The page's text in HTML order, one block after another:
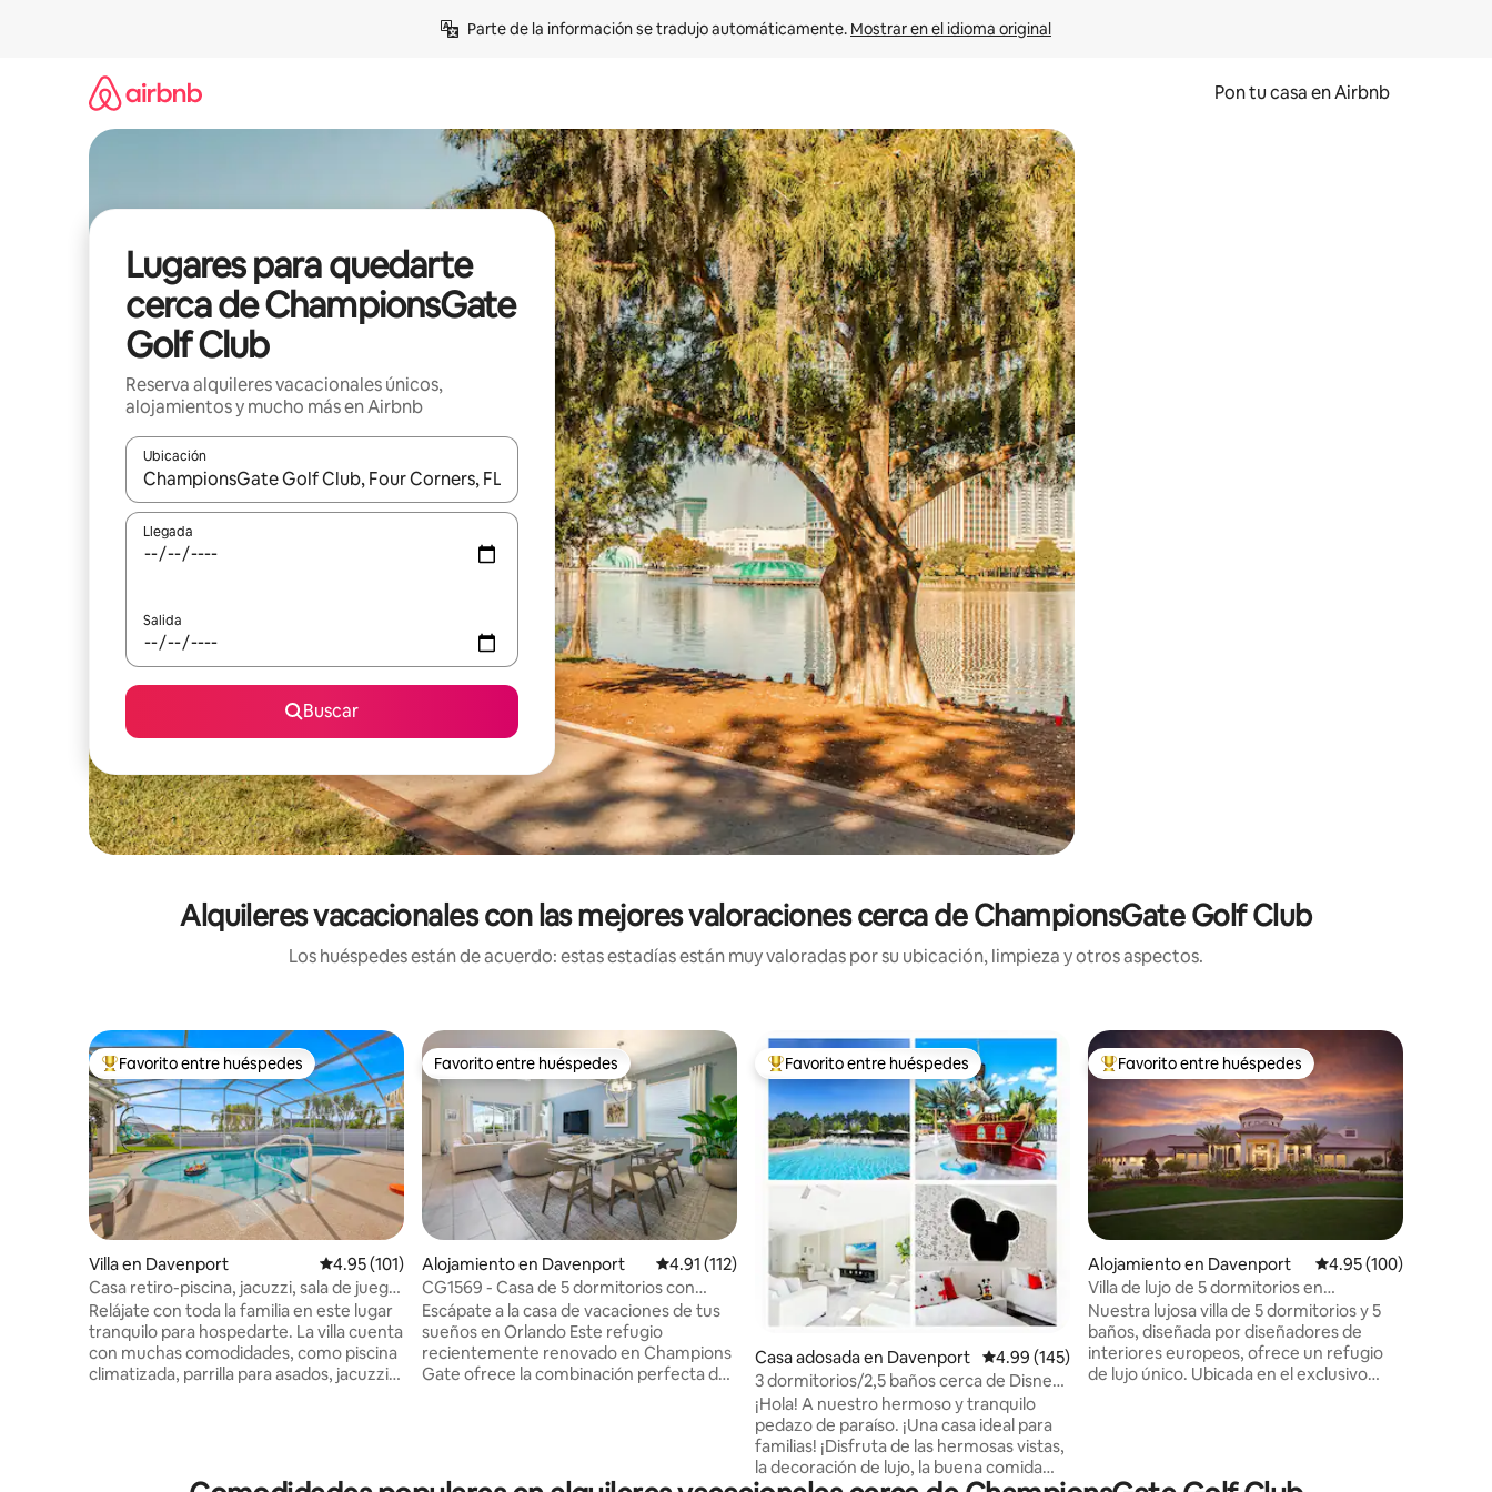
Parte de la información se tradujo automáticamente. Mostrar en el idioma original
Pon tu casa en Airbnb
Lugares para quedarte
cerca de ChampionsGate
Golf Club
Reserva alquileres vacacionales únicos,
alojamientos y mucho más en Airbnb
Ubicación
Cuando los resultados estén disponibles, navega con las teclas de flecha hacia arriba y hacia abajo o explora con el tacto o desliza el dedo.
Llegada
Salida
Buscar
Alquileres vacacionales con las mejores valoraciones cerca de ChampionsGate Golf Club
Los huéspedes están de acuerdo: estas estadías están muy valoradas por su ubicación, limpieza y otros aspectos.
Favorito entre huéspedes preferido
Favorito entre huéspedes
Villa en Davenport Calificación promedio: 4.95 de 5, 101 reseñas
4.95 (101)
Casa retiro-piscina, jacuzzi, sala de juego
& cine
Relájate con toda la familia en este lugar
tranquilo para hospedarte. La villa cuenta
con muchas comodidades, como piscina
climatizada, parrilla para asados, jacuzzi,
a 12 millas de los parques temáticos de
Favorito entre huéspedes
Favorito entre huéspedes
Alojamiento en Davenport Calificación promedio: 4.91 de 5, 112 reseñas
4.91 (112)
CG1569 - Casa de 5 dormitorios con
capacidad para 11 personas en
Championsgate
Escápate a la casa de vacaciones de tus
sueños en Orlando Este refugio
recientemente renovado en Champions
Gate ofrece la combinación perfecta de
ideal para familias y grupos que buscan
Favorito entre huéspedes preferido
Favorito entre huéspedes
Casa adosada en Davenport Calificación promedio: 4.99 de 5, 145 reseñas
4.99 (145)
3 dormitorios/2,5 baños cerca de Disney
°Vida paradisíaca de lujo
¡Hola! A nuestro hermoso y tranquilo
pedazo de paraíso. ¡Una casa ideal para
familias! ¡Disfruta de las hermosas vistas,
la decoración de lujo, la buena comida
Favorito entre huéspedes preferido
Favorito entre huéspedes
Alojamiento en Davenport Calificación promedio:
4.95 (100)
Villa de lujo de 5 dormitorios en
Championsgate cerca de Disney
Nuestra lujosa villa de 5 dormitorios y 5
baños, diseñada por diseñadores de
interiores europeos, ofrece un refugio
de lujo único. Ubicada en el exclusivo
ChampionsGate le ofrece aún más para